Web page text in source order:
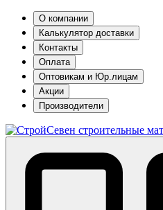
О компании
Калькулятор доставки
Контакты
Оплата
Оптовикам и Юр.лицам
Акции
Производители